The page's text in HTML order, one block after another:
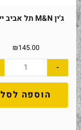
ג'ין M&N תל אביב ייבש
₪145.00
-
הוספה לסל